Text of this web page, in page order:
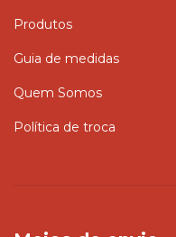
Produtos
Guia de medidas
Quem Somos
Política de troca